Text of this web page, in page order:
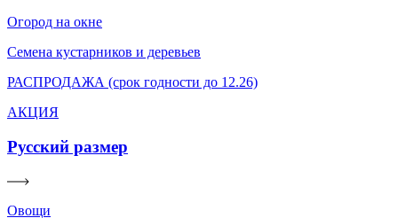
Огород на окне
Семена кустарников и деревьев
РАСПРОДАЖА (срок годности до 12.26)
АКЦИЯ
Русский размер
Овощи